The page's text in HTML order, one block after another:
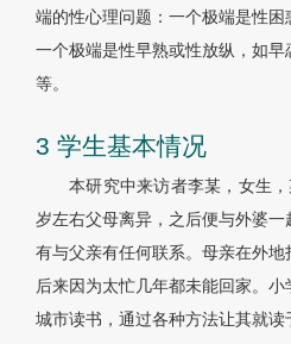
端的性心理问题：一个极端是性
一个极端是性早熟或性放纵，如
等。
3 学生基本情况
本研究中来访者李某，女生
岁左右父母离异，之后便与外婆
有与父亲有任何联系。母亲在外地
后来因为太忙几年都未能回家。
城市读书，通过各种方法让其就